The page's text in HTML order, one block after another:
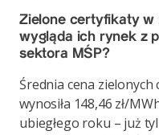
Zielone certyfikaty
wygląda ich rynek z
sektora MŚP?
Średnia cena
wynosiła 148,46 zł/
ubiegłego roku – już